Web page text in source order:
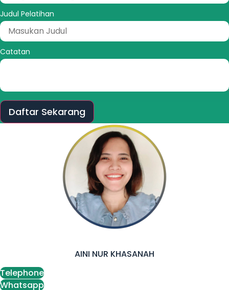
Judul Pelatihan
Catatan
Daftar Sekarang
AINI NUR KHASANAH
Telephone
Whatsapp